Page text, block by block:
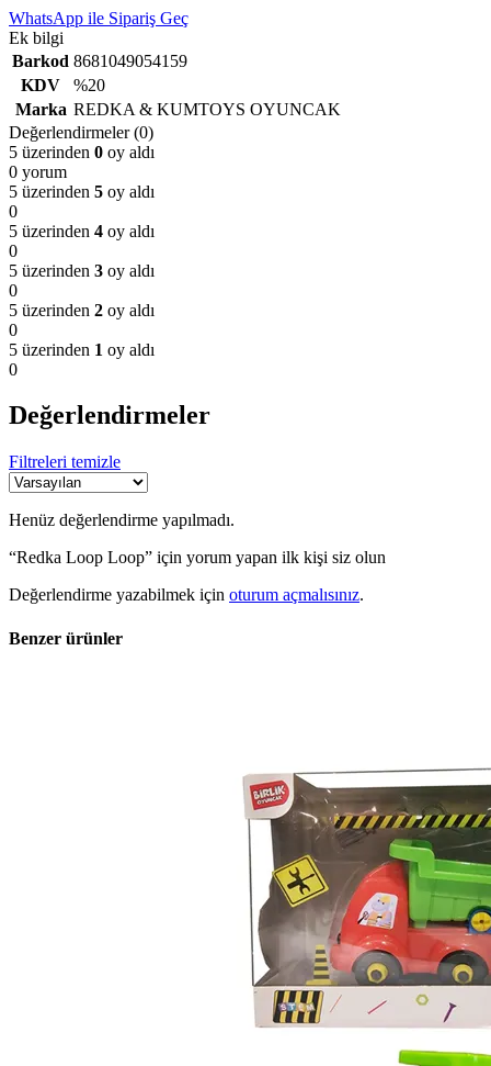
WhatsApp ile Sipariş Geç
Ek bilgi
Barkod 8681049054159
KDV
%20
Marka REDKA & KUMTOYS OYUNCAK
Değerlendirmeler (0)
5 üzerinden 0 oy aldı
0 yorum
5 üzerinden 5 oy aldı
0
5 üzerinden 4 oy aldı
0
5 üzerinden 3 oy aldı
0
5 üzerinden 2 oy aldı
0
5 üzerinden 1 oy aldı
0
Değerlendirmeler
Filtreleri temizle
Henüz değerlendirme yapılmadı.
“Redka Loop Loop” için yorum yapan ilk kişi siz olun
Değerlendirme yazabilmek için oturum açmalısınız.
Benzer ürünler